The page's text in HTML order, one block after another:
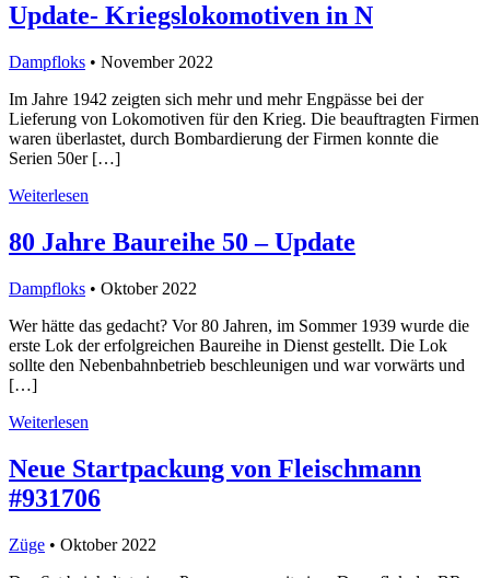
Update- Kriegslokomotiven in N
Dampfloks • November 2022
Im Jahre 1942 zeigten sich mehr und mehr Engpässe bei der
Lieferung von Lokomotiven für den Krieg. Die beauftragten Firmen
waren überlastet, durch Bombardierung der Firmen konnte die
Serien 50er […]
Weiterlesen
80 Jahre Baureihe 50 – Update
Dampfloks • Oktober 2022
Wer hätte das gedacht? Vor 80 Jahren, im Sommer 1939 wurde die
erste Lok der erfolgreichen Baureihe in Dienst gestellt. Die Lok
sollte den Nebenbahnbetrieb beschleunigen und war vorwärts und
[…]
Weiterlesen
Neue Startpackung von Fleischmann
#931706
Züge • Oktober 2022